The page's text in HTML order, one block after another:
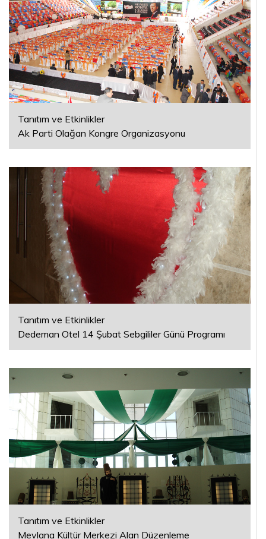
Tanıtım ve Etkinlikler
Ak Parti Olağan Kongre Organizasyonu
Tanıtım ve Etkinlikler
Dedeman Otel 14 Şubat Sebgililer Günü Programı
Tanıtım ve Etkinlikler
Mevlana Kültür Merkezi Alan Düzenleme